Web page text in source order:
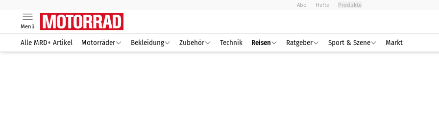
Abo Hefte Produkte
Menü
Alle MRD+ Artikel Motorräder Bekleidung Zubehör Technik Reisen Ratgeber Sport & Szene Markt